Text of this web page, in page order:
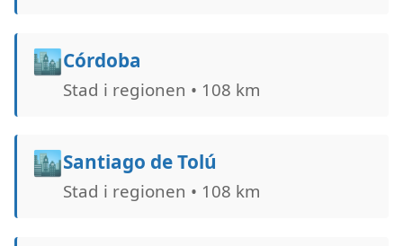
🏙️Córdoba
Stad i regionen • 108 km
🏙️Santiago de Tolú
Stad i regionen • 108 km